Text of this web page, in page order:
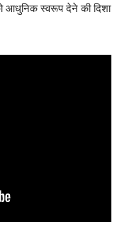
आधुनिक स्वरूप देने की दिशा